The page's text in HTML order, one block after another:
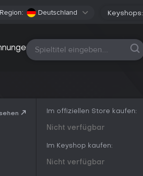
Region: Deutschland Keyshops:
Alle Plattformen
Im offiziellen Store kaufen:
Nicht verfügbar
Im Keyshop kaufen:
Nicht verfügbar